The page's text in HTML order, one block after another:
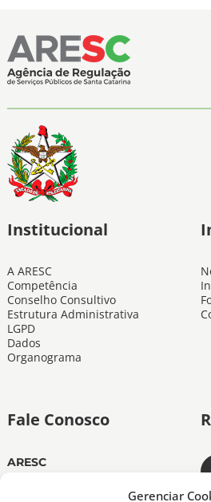
Gerenciar
Institucional
A ARESC
Competência
Conselho Consultivo
Estrutura Administrativa
LGPD
Dados
Organograma
Fale Conosco
ARESC